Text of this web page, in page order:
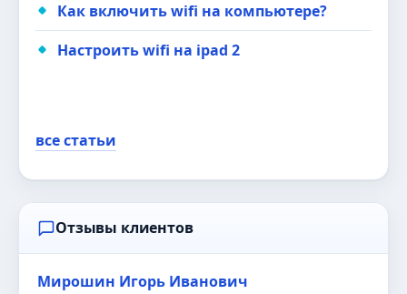
Как включить wifi на компьютере?
Настроить wifi на ipad 2
все статьи
Отзывы клиентов
Мирошин Игорь Иванович